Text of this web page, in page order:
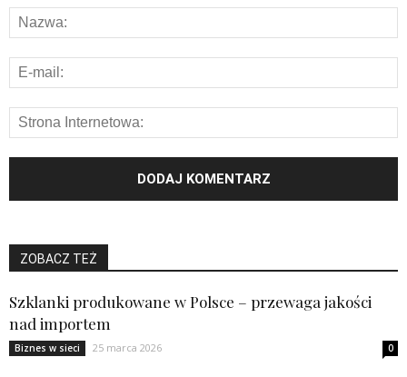
ZOBACZ TEŻ
Szklanki produkowane w Polsce – przewaga jakości
nad importem
Biznes w sieci 25 marca 2026 0